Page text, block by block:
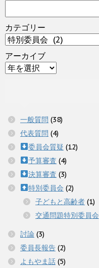
カテゴリー
アーカイブ
一般質問 (38)
代表質問 (4)
委員会質疑 (12)
予算審査 (4)
決算審査 (3)
特別委員会 (2)
子どもと高齢者 (1)
交通問題特別委員会
討論 (3)
委員長報告 (2)
よもやま話 (5)